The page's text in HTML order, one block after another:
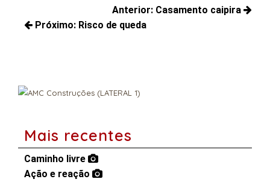
Navegação
de
Anterior: Casamento caipira
Próximo: Risco de queda
Mais recentes
Caminho livre
Ação e reação